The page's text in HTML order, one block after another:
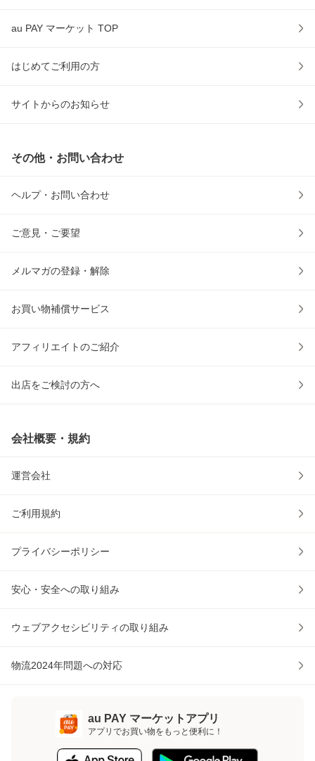
au PAY マーケット TOP
はじめてご利用の方
サイトからのお知らせ
その他・お問い合わせ
ヘルプ・お問い合わせ
ご意見・ご要望
メルマガの登録・解除
お買い物補償サービス
アフィリエイトのご紹介
出店をご検討の方へ
会社概要・規約
運営会社
ご利用規約
プライバシーポリシー
安心・安全への取り組み
ウェブアクセシビリティの取り組み
物流2024年問題への対応
au PAY マーケットアプリ
アプリでお買い物をもっと便利に！